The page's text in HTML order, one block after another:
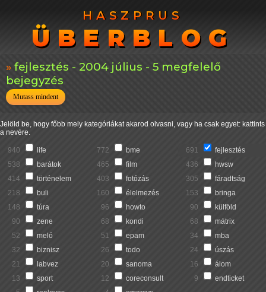
HASZPRUS
ÜBERBLOG
HASZPRUS
ÜBERBLOG
fejlesztés - 2004 július - 5 megfelelő
bejegyzés
Mutass mindent
Jelöld be, hogy főbb mely kategóriákat akarod olvasni, vagy ha csak egyet: kattints
a nevére.
940 life 772 bme 691
fejlesztés
538
barátok 465 film 436
hwsw
414
történelem 403 fotózás 305
fáradtság
218
buli 160 élelmezés 153
bringa
148
túra 96 howto 90
külföld
90
zene 68 kondi 68
mátrix
52
meló 51 epam 34
mba
32
biznisz 26 todo 24
úszás
21
labvez 20 sanoma 16
álom
13
sport 12 coreconsult 9
endticket